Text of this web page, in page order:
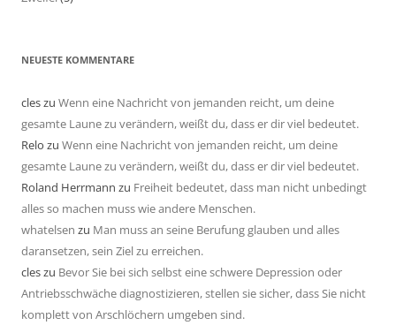
NEUESTE KOMMENTARE
cleszu Wenn eine Nachricht von jemanden reicht, um deine
gesamte Laune zu verändern, weißt du, dass er dir viel bedeutet.
Relo zu Wenn eine Nachricht von jemanden reicht, um deine
gesamte Laune zu verändern, weißt du, dass er dir viel bedeutet.
Roland Herrmann zu Freiheit bedeutet, dass man nicht unbedingt
alles so machen muss wie andere Menschen.
whatelsen zu Man muss an seine Berufung glauben und alles
daransetzen, sein Ziel zu erreichen.
cleszu Bevor Sie bei sich selbst eine schwere Depression oder
Antriebsschwäche diagnostizieren, stellen sie sicher, dass Sie nicht
komplett von Arschlöchern umgeben sind.